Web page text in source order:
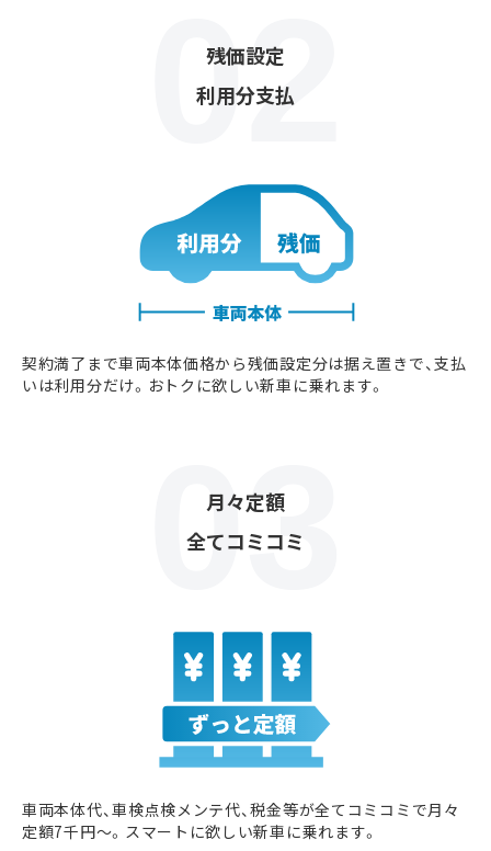
残価設定
利用分支払
契約満了まで車両本体価格から残価設定分は据え置きで、支払
いは利用分だけ。おトクに欲しい新車に乗れます。
月々定額
全てコミコミ
車両本体代、車検点検メンテ代、税金等が全てコミコミで月々
定額7千円〜。スマートに欲しい新車に乗れます。